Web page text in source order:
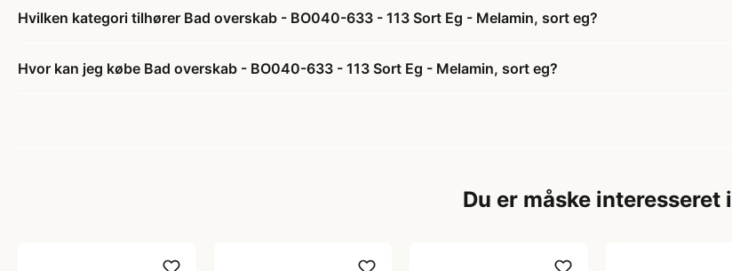
Hvilken kategori tilhører Bad overskab - BO040-633 - 113 Sort Eg - Melamin, sort eg?
Hvor kan jeg købe Bad overskab - BO040-633 - 113 Sort Eg - Melamin, sort eg?
Du er måske interesseret i